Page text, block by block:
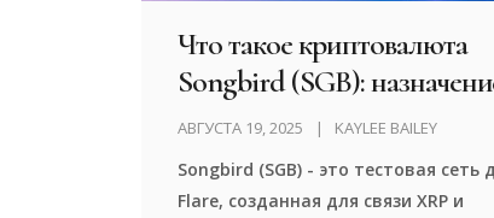
Что такое криптовалюта
Songbird (SGB):
как работает и зачем она
нужна
АВГУСТА 19, 2025 KAYLEE BAILEY
Songbird (SGB) - это тестовая сеть
Flare, созданная для связи XRP и